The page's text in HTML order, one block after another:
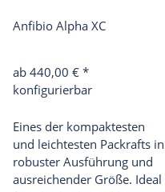
Anfibio Alpha XC
ab 440,00 € *
konfigurierbar
Eines der kompaktesten
und leichtesten Packrafts in
robuster Ausführung und
ausreichender Größe. Ideal